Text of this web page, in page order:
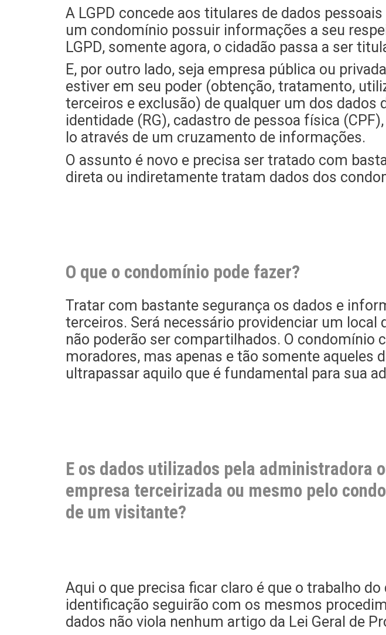
A LGPD concede aos titulares de dados
um condomínio possuir informações a seu
LGPD, somente agora, o cidadão passa a ser
E, por outro lado, seja empresa pública ou
estiver em seu poder (obtenção, tratamento,
terceiros e exclusão) de qualquer um dos dados
identidade (RG), cadastro de pessoa física
lo através de um cruzamento de informações.
O assunto é novo e precisa ser tratado com
direta ou indiretamente tratam dados dos
O que o condomínio pode fazer?
Tratar com bastante segurança os dados e
terceiros. Será necessário providenciar um
não poderão ser compartilhados. O condomínio
moradores, mas apenas e tão somente aqueles
ultrapassar aquilo que é fundamental para sua
E os dados utilizados pela administradora
empresa terceirizada ou mesmo pelo
de um visitante?
Aqui o que precisa ficar claro é que o trabalho
identificação seguirão com os mesmos
dados não viola nenhum artigo da Lei Geral de